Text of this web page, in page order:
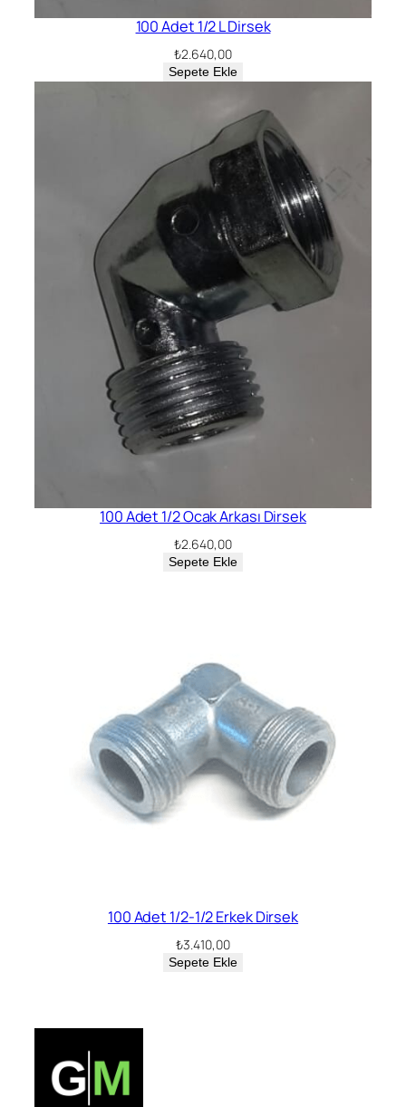
100 Adet 1/2 L Dirsek
₺2.640,00
Sepete Ekle
100 Adet 1/2 Ocak Arkası Dirsek
₺2.640,00
Sepete Ekle
100 Adet 1/2-1/2 Erkek Dirsek
₺3.410,00
Sepete Ekle